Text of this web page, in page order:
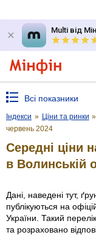
Multi від
Всі показники
Індекси » Ціни та ринки »
червень 2024
Середні ціни
в Волинській
Дані, наведені тут,
публікуються на
України. Такий
та розраховано